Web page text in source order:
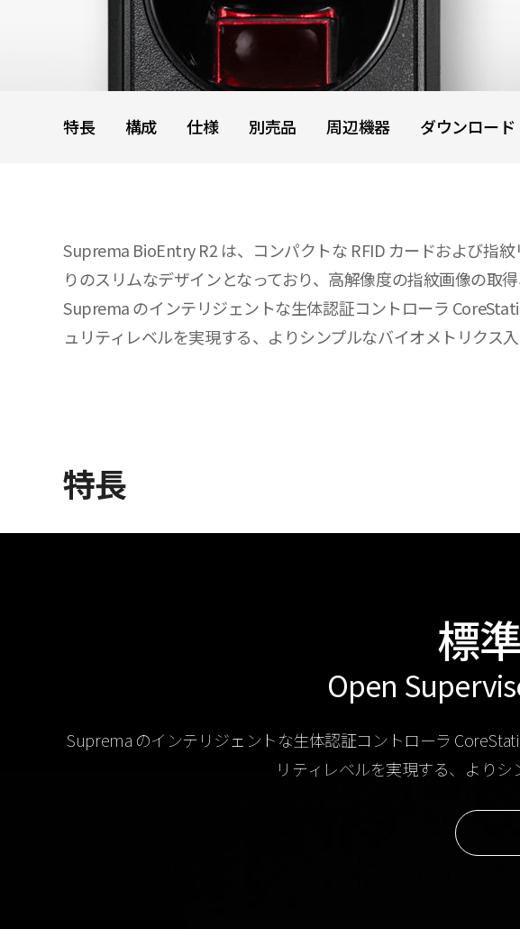
特長 構成 仕様 別売品 周辺機器 ダウンロード
Suprema BioEntry R2 は、コンパクトな RFID カードおよび指
りのスリムなデザインとなっており、高解像度の指紋画像の取
Suprema のインテリジェントな生体認証コントローラ
ュリティレベルを実現する、よりシンプルなバイオメトリクス
特長
標
Open
Suprema のインテリジェントな生体認証コントローラ
リティレベルを実現する、よりシ